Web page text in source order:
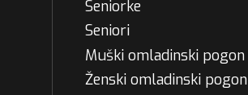
Seniorke
Seniori
Muški omladinski pogon
Ženski omladinski pogon